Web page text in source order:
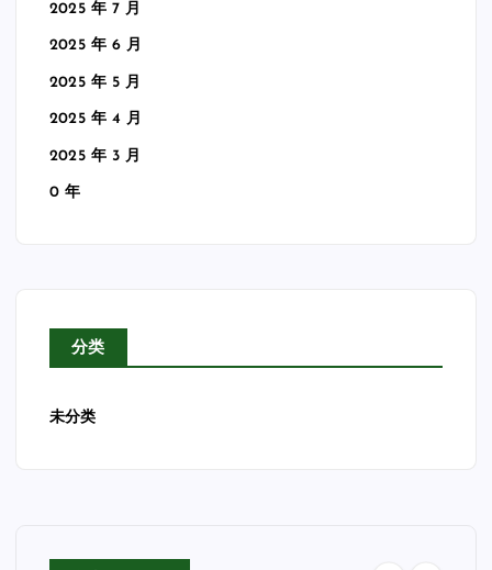
2025 年 7 月
2025 年 6 月
2025 年 5 月
2025 年 4 月
2025 年 3 月
0 年
分类
未分类